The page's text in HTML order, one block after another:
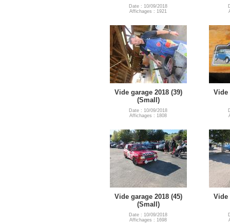
Date : 10/09/2018
Affichages : 1921
Vide garage 2018 (39)
(Small)
Date : 10/09/2018
Affichages : 1808
Vide
Vide garage 2018 (45)
(Small)
Date : 10/09/2018
Affichages : 1698
Vide